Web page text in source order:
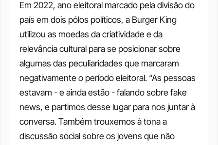
Em 2022, ano eleitoral marcado pela divisão do
país em dois pólos políticos, a Burger King
utilizou as moedas da criatividade e da
relevância cultural para se posicionar sobre
algumas das peculiaridades que marcaram
negativamente o período eleitoral. “As pessoas
estavam - e ainda estão - falando sobre fake
news, e partimos desse lugar para nos juntar à
conversa. Também trouxemos à tona a
discussão social sobre os jovens que não